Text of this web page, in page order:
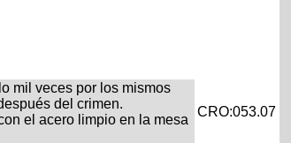
mil veces por los mismos
del crimen.
el acero limpio en la mesa
CRO:053.07